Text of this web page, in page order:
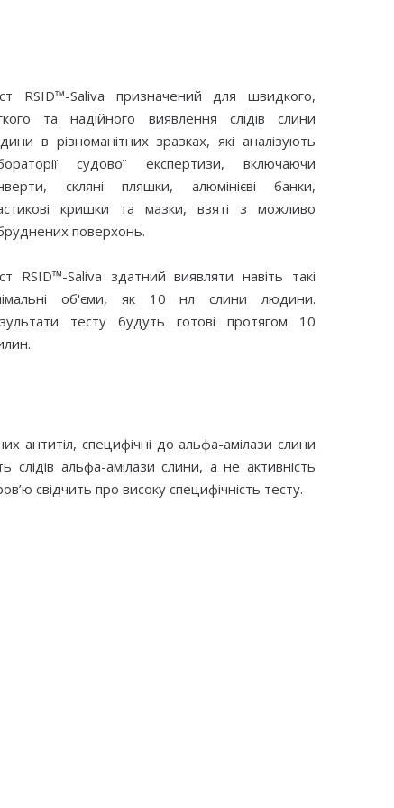
RSID™-Saliva призначений для швидкого,
та надійного виявлення слідів слини
в різноманітних зразках, які аналізують
судової експертизи, включаючи
скляні пляшки, алюмінієві банки,
кришки та мазки, взяті з можливо
поверхонь.
RSID™-Saliva здатний виявляти навіть такі
об'єми, як 10 нл слини людини.
тесту будуть готові протягом 10
антитіл, специфічні до альфа-амілази слини
альфа-амілази слини, а не активність
свідчить про високу специфічність тесту.